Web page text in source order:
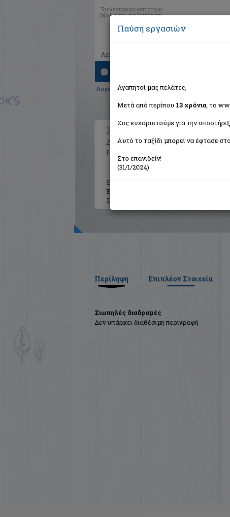
Το ηλεκτρονικό κατάστημα
βιβλίων που αναζητούσατε!
Αρχική
Λογοτεχνία>Ελληνική Λογοτεχνία
Σιωπηλές διαδρομές
Διηγήματα
Πιτσιλίδης Μιχάλης
Εκδότης:
Έτος:
Σελίδες:
Περίληψη Επιπλέον Στοιχεία
Σιωπηλές διαδρομές
Δεν υπάρχει διαθέσιμη περιγραφή
Παύση εργασιών
Αγαπητοί μας πελάτες,
Μετά από περίπου 13 χρόνια, το
Σας ευχαριστούμε για την
Αυτό το ταξίδι μπορεί να έφτασε
Στο επανιδείν!
(31/1/2024)